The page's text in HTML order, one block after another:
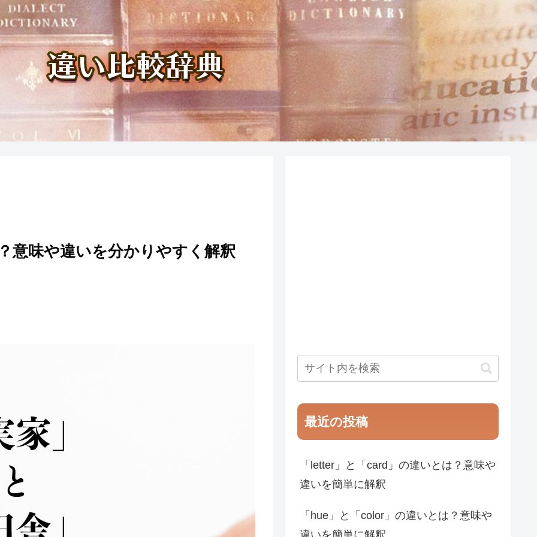
意味や違いを分かりやすく解釈
最近の投稿
「letter」と「card」の違いとは？意味や
違いを簡単に解釈
「hue」と「color」の違いとは？意味や